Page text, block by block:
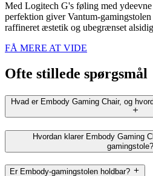
Med Logitech G's føling med
perfektion giver Vantum-
raffineret æstetik og ubegrænset
FÅ MERE AT VIDE
Ofte stillede spørgsmål
Hvad er Embody Gaming Chair, og
Hvordan klarer Embody Gaming
gamingstole?
Er Embody-gamingstolen holdbar?